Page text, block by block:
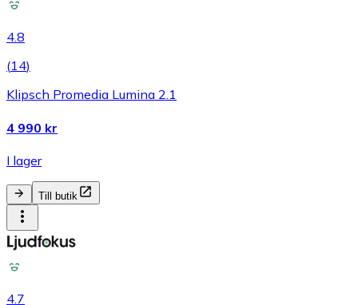
4.8
(14)
Klipsch Promedia Lumina 2.1
4 990 kr
I lager
Till butik
4.7